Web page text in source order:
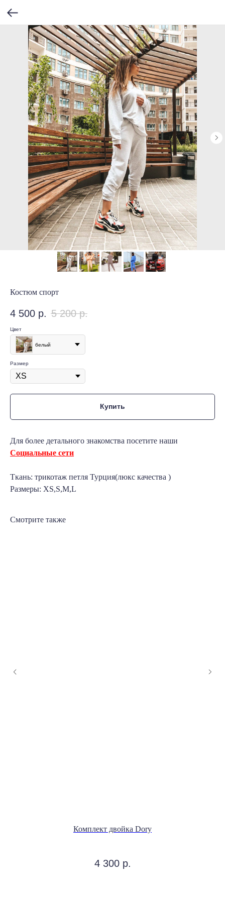
Костюм спорт
4 500 р. 5 200 р.
Цвет
белый
Размер
Купить
Для более детального знакомства посетите наши
Социальные сети
Ткань: трикотаж петля Турция(люкс качества )
Размеры: XS,S,M,L
Смотрите также
Комплект двойка Dory
4 300 р.